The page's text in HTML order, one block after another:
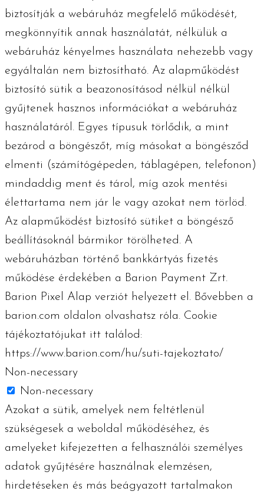
biztosítják a webáruház megfelelő működését,
megkönnyítik annak használatát, nélkülük a
webáruház kényelmes használata nehezebb vagy
egyáltalán nem biztosítható. Az alapműködést
biztosító sütik a beazonosításod nélkül nélkül
gyűjtenek hasznos információkat a webáruház
használatáról. Egyes típusuk törlődik, a mint
bezárod a böngészőt, míg másokat a böngésződ
elmenti (számítógépeden, táblagépen, telefonon)
mindaddig ment és tárol, míg azok mentési
élettartama nem jár le vagy azokat nem törlöd.
Az alapműködést biztosító sütiket a böngésző
beállításoknál bármikor törölheted. A
webáruházban történő bankkártyás fizetés
működése érdekében a Barion Payment Zrt.
Barion Pixel Alap verziót helyezett el. Bővebben a
barion.com oldalon olvashatsz róla. Cookie
tájékoztatójukat itt találod:
https://www.barion.com/hu/suti-tajekoztato/
Non-necessary
Non-necessary
Azokat a sütik, amelyek nem feltétlenül
szükségesek a weboldal működéséhez, és
amelyeket kifejezetten a felhasználói személyes
adatok gyűjtésére használnak elemzésen,
hirdetéseken és más beágyazott tartalmakon